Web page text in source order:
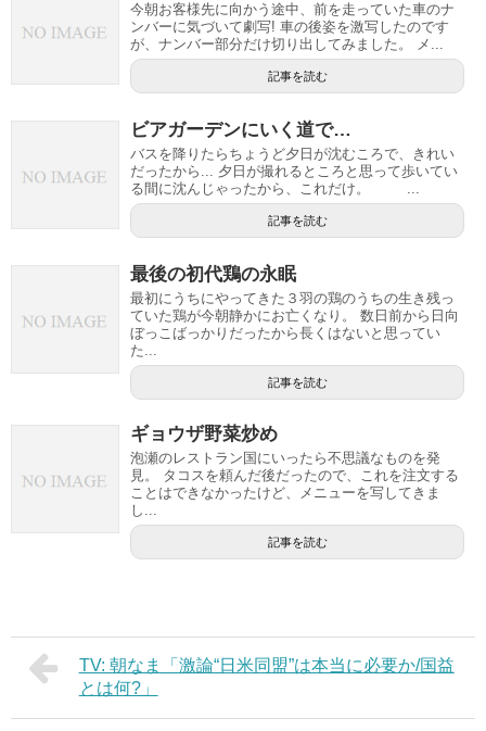
今朝お客様先に向かう途中、前を走っていた車のナ
ンバーに気づいて劇写! 車の後姿を激写したのです
が、ナンバー部分だけ切り出してみました。 メ...
記事を読む
ビアガーデンにいく道で…
バスを降りたらちょうど夕日が沈むころで、きれい
だったから... 夕日が撮れるところと思って歩いてい
る間に沈んじゃったから、これだけ。 ...
記事を読む
最後の初代鶏の永眠
最初にうちにやってきた３羽の鶏のうちの生き残っ
ていた鶏が今朝静かにお亡くなり。 数日前から日向
ぼっこばっかりだったから長くはないと思ってい
た...
記事を読む
ギョウザ野菜炒め
泡瀬のレストラン国にいったら不思議なものを発
見。 タコスを頼んだ後だったので、これを注文する
ことはできなかったけど、メニューを写してきま
し...
記事を読む
TV: 朝なま「激論“日米同盟”は本当に必要か/国益
とは何?」